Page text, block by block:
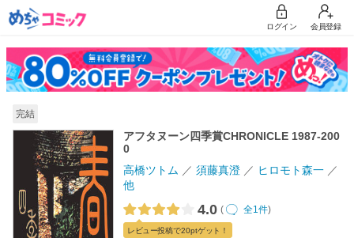
ログイン 会員登録
完結
アフタヌーン四季賞CHRONICLE 1987-200
0
高橋ツトム
須藤真澄
ヒロモト森一
他
4.0 ( 全1件)
レビュー投稿で20ptゲット！